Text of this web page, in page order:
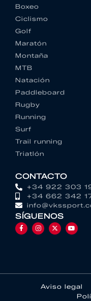
Boxeo
Ciclismo
Golf
Maratón
Montaña
MTB
Natación
Paddleboard
Rugby
Running
Surf
Trail running
Triatlón
CONTACTO
+34 922 303
+34 662 342
SÍGUENOS
Aviso legal